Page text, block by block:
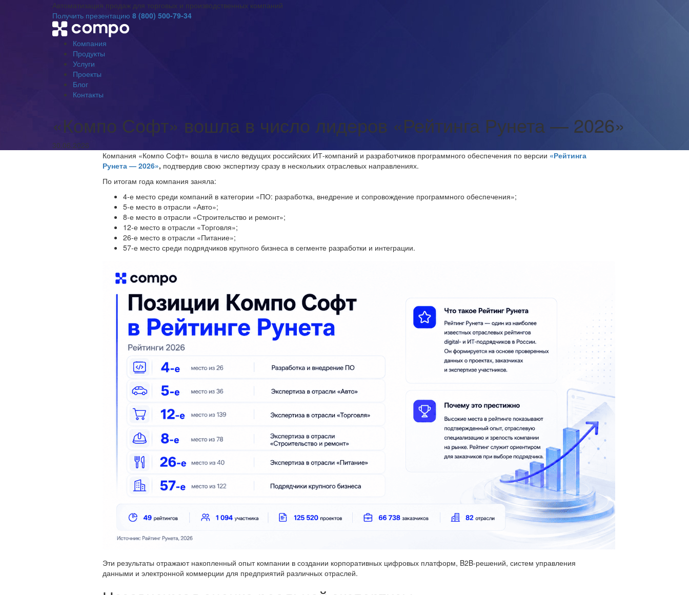
Автоматизация продаж для торговых и производственных компаний
Получить презентацию 8 (800) 500-79-34
Компания
Продукты
Услуги
Проекты
Блог
Контакты
«Компо Софт» вошла в число лидеров «Рейтинга Рунета — 2026»
30.06.2026
Компания «Компо Софт» вошла в число ведущих российских ИТ-компаний и разработчиков программного обеспечения по версии «Рейтинга
Рунета — 2026», подтвердив свою экспертизу сразу в нескольких отраслевых направлениях.
По итогам года компания заняла:
4-е место среди компаний в категории «ПО: разработка, внедрение и сопровождение программного обеспечения»;
5-е место в отрасли «Авто»;
8-е место в отрасли «Строительство и ремонт»;
12-е место в отрасли «Торговля»;
26-е место в отрасли «Питание»;
57-е место среди подрядчиков крупного бизнеса в сегменте разработки и интеграции.
Эти результаты отражают накопленный опыт компании в создании корпоративных цифровых платформ, B2B-решений, систем управления
данными и электронной коммерции для предприятий различных отраслей.